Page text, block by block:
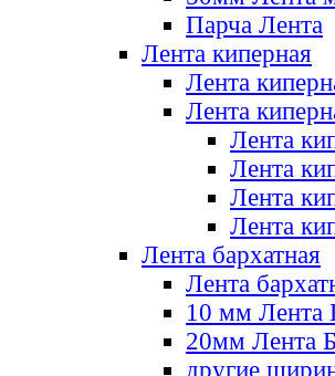
Парча Лента
Лента киперная
Лента
Лента
Лента
Лента
Лента
Лента
Лента бархатная
Лента
10 мм Лента
20мм Лента
другие